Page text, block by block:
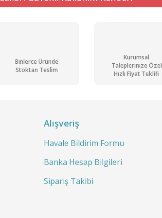
Binlerce Üründe
Stoktan Teslim
Kurumsal
Taleplerinize Özel
Hızlı Fiyat Teklifi
Alışveriş
Havale Bildirim Formu
Banka Hesap Bilgileri
Sipariş Takibi